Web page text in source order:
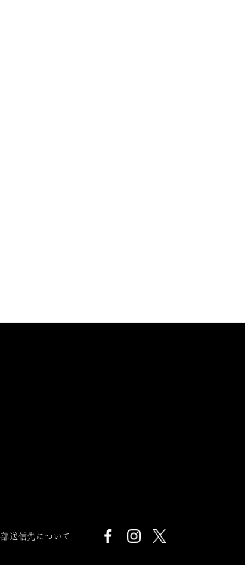
送信先について